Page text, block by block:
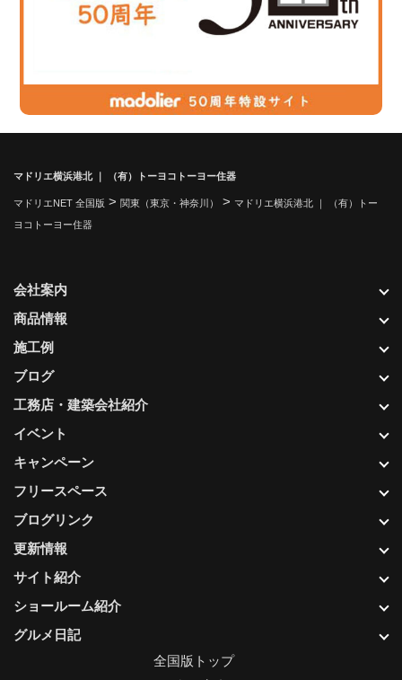
マドリエ横浜港北 ｜ （有）トーヨコトーヨー住器
マドリエNET 全国版 > 関東（東京・神奈川） > マドリエ横浜港北 ｜ （有）トー
ヨコトーヨー住器
更新情報
サイト紹介
ショールーム紹介
グルメ日記
会社案内
商品情報
施工例
ブログ
工務店・建築会社紹介
イベント
キャンペーン
フリースペース
ブログリンク
全国版トップ